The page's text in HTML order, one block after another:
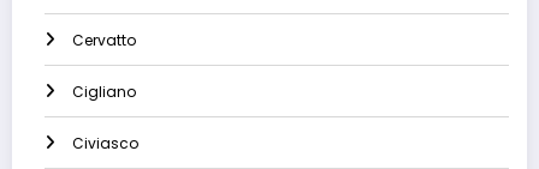
Cervatto
Cigliano
Civiasco